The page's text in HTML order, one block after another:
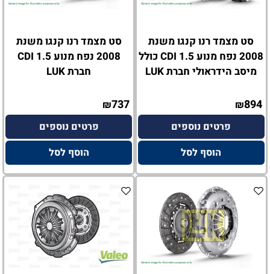
סט מצמד רנו קנגו משנת
2008 נפח מנוע 1.5 CDI כולל
מיסב הידראולי חברת LUK
₪894
פרטים נוספים
הוסף לסל
סט מצמד רנו קנגו משנת
2008 נפח מנוע 1.5 CDI
חברת LUK
₪737
פרטים נוספים
הוסף לסל